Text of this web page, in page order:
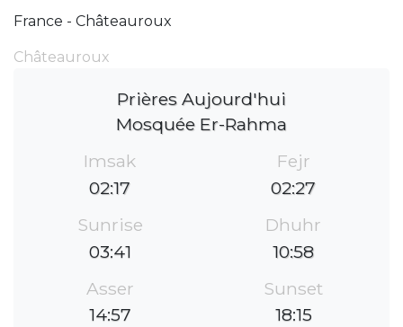
France - Châteauroux
Châteauroux
Prières Aujourd'hui
Mosquée Er-Rahma
Imsak
02:17
Fejr
02:27
Sunrise
03:41
Dhuhr
10:58
Asser
14:57
Sunset
18:15